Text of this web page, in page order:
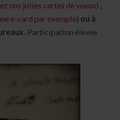
nos jolies cartes de voeux) ,
e-card par exemple) ou à
Participation élevée